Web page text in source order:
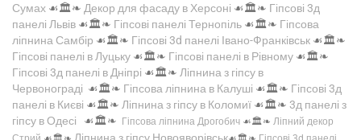
Сумах ☙🏛️❧ Декор для фасаду в Херсоні ☙🏛️❧ Гіпсові 3д
панелі Львів ☙🏛️❧ Гіпсові панелі Тернопіль ☙🏛️❧ Гіпсова
ліпнина Самбір ☙🏛️❧ Гіпсові 3d панелі Івано-Франківськ ☙🏛️❧
Гіпсові панелі в Луцьку ☙🏛️❧ Гіпсові панелі в Рівному ☙🏛️❧
Гіпсові 3д панелі в Дніпрі ☙🏛️❧ Ліпнина з гіпсу в
Червонограді ☙🏛️❧ Гіпсова ліпнина в Калуші ☙🏛️❧ Гіпсові 3д
панелі в Києві ☙🏛️❧ Ліпнина з гіпсу в Коломиї ☙🏛️❧ 3д панелі з
гіпсу в Одесі ☙🏛️❧ Гіпсова ліпнина Дрогобич ☙🏛️❧ Ліпний декор
Ліпнина з гіпсу Новояворівськ